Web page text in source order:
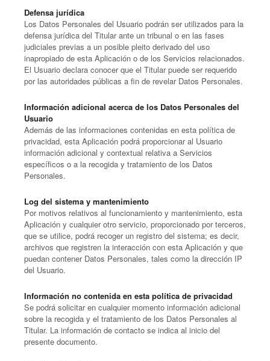
Defensa jurídica
Los Datos Personales del Usuario podrán ser utilizados para la
defensa jurídica del Titular ante un tribunal o en las fases
judiciales previas a un posible pleito derivado del uso
inapropiado de esta Aplicación o de los Servicios relacionados.
El Usuario declara conocer que el Titular puede ser requerido
por las autoridades públicas a fin de revelar Datos Personales.
Información adicional acerca de los Datos Personales del
Usuario
Además de las informaciones contenidas en esta política de
privacidad, esta Aplicación podrá proporcionar al Usuario
información adicional y contextual relativa a Servicios
específicos o a la recogida y tratamiento de los Datos
Personales.
Log del sistema y mantenimiento
Por motivos relativos al funcionamiento y mantenimiento, esta
Aplicación y cualquier otro servicio, proporcionado por terceros,
que se utilice, podrá recoger un registro del sistema; es decir,
archivos que registren la interacción con esta Aplicación y que
puedan contener Datos Personales, tales como la dirección IP
del Usuario.
Información no contenida en esta política de privacidad
Se podrá solicitar en cualquier momento información adicional
sobre la recogida y el tratamiento de los Datos Personales al
Titular. La información de contacto se indica al inicio del
presente documento.